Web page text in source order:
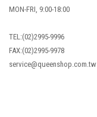
MON-FRI, 9:00-18:00
TEL:(02)2995-9996
FAX:(02)2995-9978
service@queenshop.com.tw